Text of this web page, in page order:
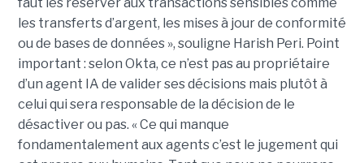
faut les réserver aux transactions sensibles comme
les transferts d’argent, les mises à jour de conformité
ou de bases de données », souligne Harish Peri. Point
important : selon Okta, ce n’est pas au propriétaire
d’un agent IA de valider ses décisions mais plutôt à
celui qui sera responsable de la décision de le
désactiver ou pas. « Ce qui manque
fondamentalement aux agents c’est le jugement qui